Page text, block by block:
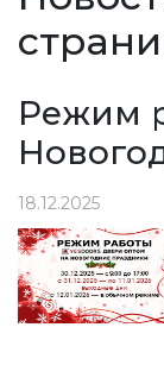
Режим
18.12.2025